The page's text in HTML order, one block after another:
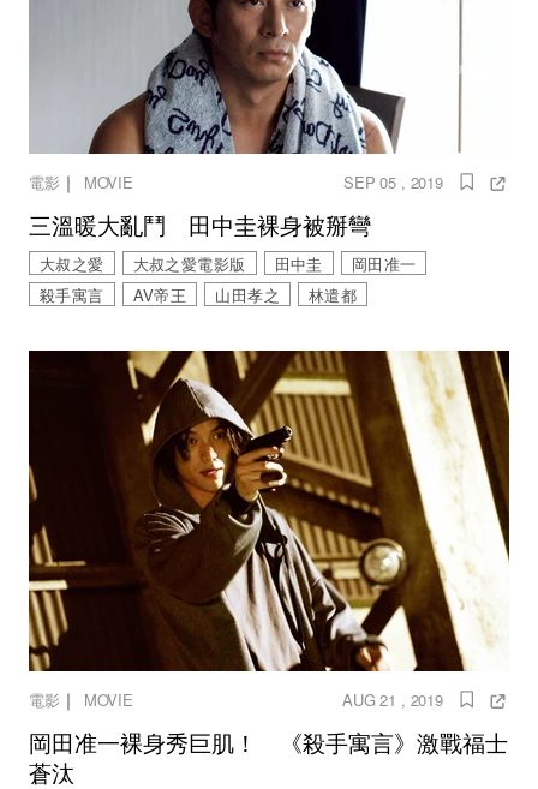
電影 ｜ MOVIE SEP 05 , 2019
三溫暖大亂鬥 田中圭裸身被掰彎
大叔之愛 大叔之愛電影版 田中圭
岡田准一
殺手寓言
AV帝王 山田孝之 林遣都
電影 ｜ MOVIE AUG 21 , 2019
岡田准一裸身秀巨肌！ 《殺手寓言》激戰福士
蒼汰